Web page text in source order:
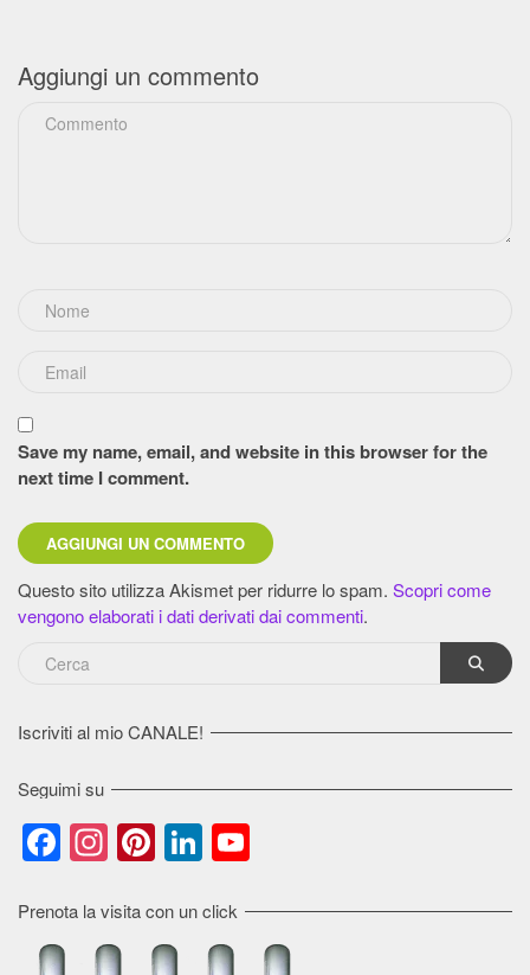
Aggiungi un commento
Save my name, email, and website in this browser for the
next time I comment.
Questo sito utilizza Akismet per ridurre lo spam. Scopri come
vengono elaborati i dati derivati dai commenti.
Iscriviti al mio CANALE!
Seguimi su
Facebook
Instagram
Pinterest
LinkedIn
Prenota la visita con un click